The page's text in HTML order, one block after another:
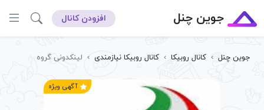
جوین چنل افزودن کانال
جوین چنل › کانال روبیکا › کانال روبیکا نیازمندی › لینکدونی گروه
آگهی ویژه